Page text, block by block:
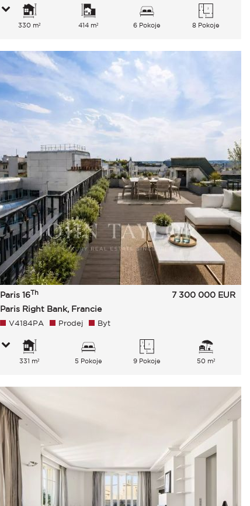
330 m² 414 m² 6 Pokoje 8 Pokoje
Paris 16Th
Paris Right Bank, Francie
7 300 000 EUR
V4184PA Prodej Byt
331 m² 5 Pokoje 9 Pokoje 50 m²